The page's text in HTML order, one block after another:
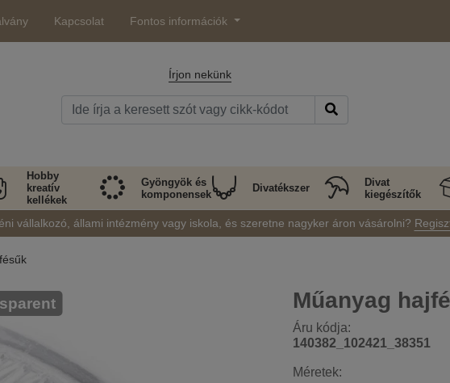
Kapcsolat Fontos információk
Írjon nekünk
Hobby
kreatív
kellékek
Gyöngyök és
komponensek
Divatékszer
Divat
kiegészítők
vállalkozó, állami intézmény vagy iskola, és szeretne nagyker áron vásárolni?
Műanyag
Áru kódja:
140382_102421_38351
Méretek: